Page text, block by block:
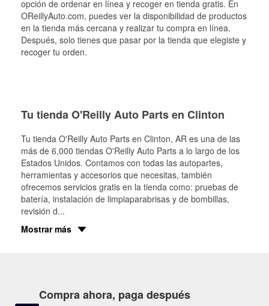
opción de ordenar en línea y recoger en tienda gratis. En
OReillyAuto.com, puedes ver la disponibilidad de productos
en la tienda más cercana y realizar tu compra en línea.
Después, solo tienes que pasar por la tienda que elegiste y
recoger tu orden.
Tu tienda O'Reilly Auto Parts en Clinton
Tu tienda O'Reilly Auto Parts en Clinton, AR es una de las
más de 6,000 tiendas O'Reilly Auto Parts a lo largo de los
Estados Unidos. Contamos con todas las autopartes,
herramientas y accesorios que necesitas, también
ofrecemos servicios gratis en la tienda como: pruebas de
batería, instalación de limpiaparabrisas y de bombillas,
revisión d...
Mostrar más
Compra ahora, paga después